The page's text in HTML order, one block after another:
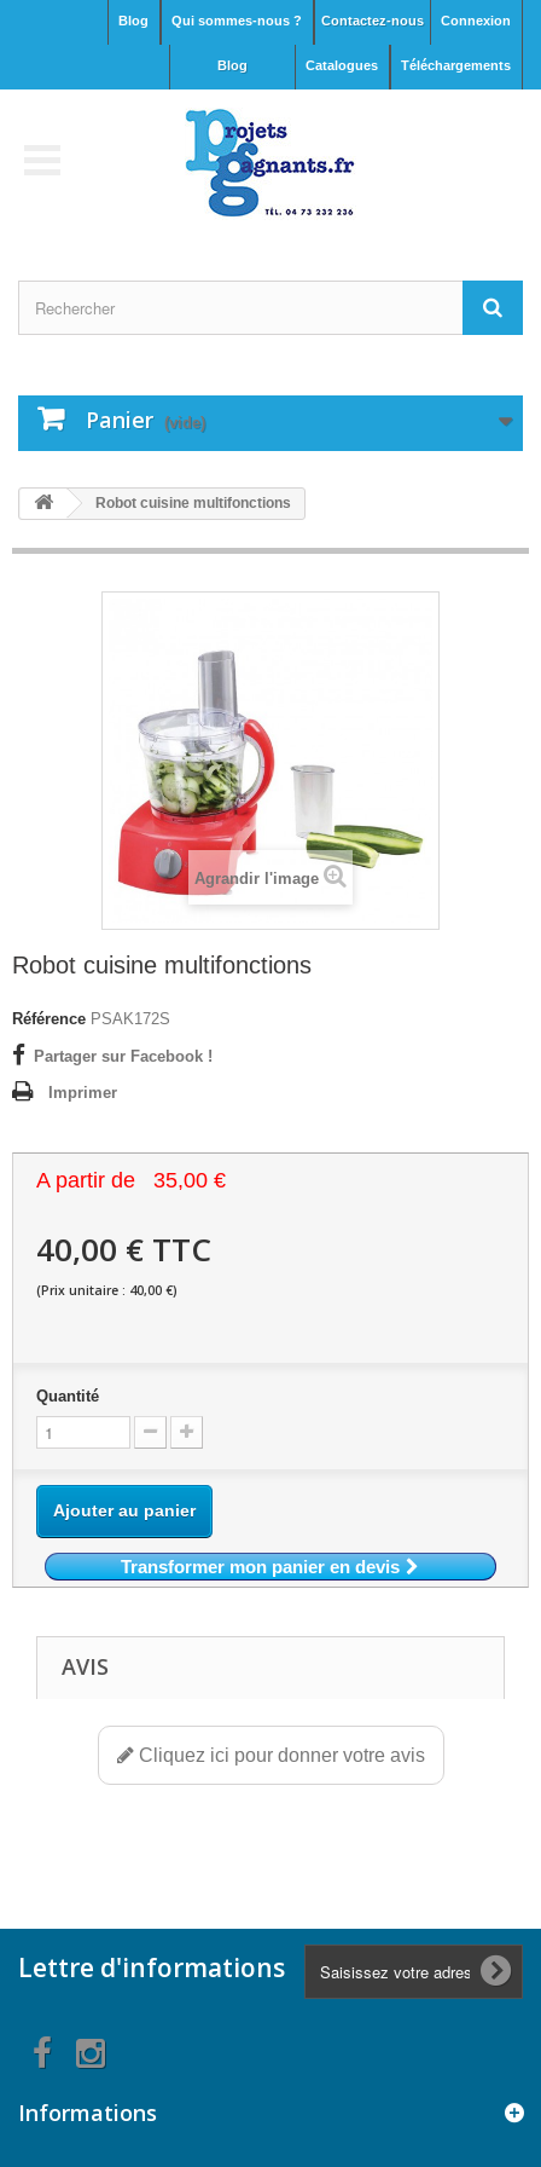
Connexion
Contactez-nous
Qui sommes-nous ?
Blog
Téléchargements
Catalogues
blog
Panier (vide)
Robot cuisine multifonctions
Agrandir l'image
Robot cuisine multifonctions
Référence PSAK172S
Partager sur Facebook !
Imprimer
A partir de 35,00 €
40,00 € TTC
(Prix unitaire : 40,00 €)
Quantité
Ajouter au panier
Transformer mon panier en devis
AVIS
Cliquez ici pour donner votre avis
Lettre d'informations
Informations